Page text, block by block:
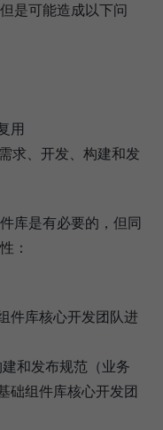
是可能造成以下问
用
求、开发、构建和发
库是有必要的，但同
：
件库核心开发团队进
和发布规范（业务
础组件库核心开发团